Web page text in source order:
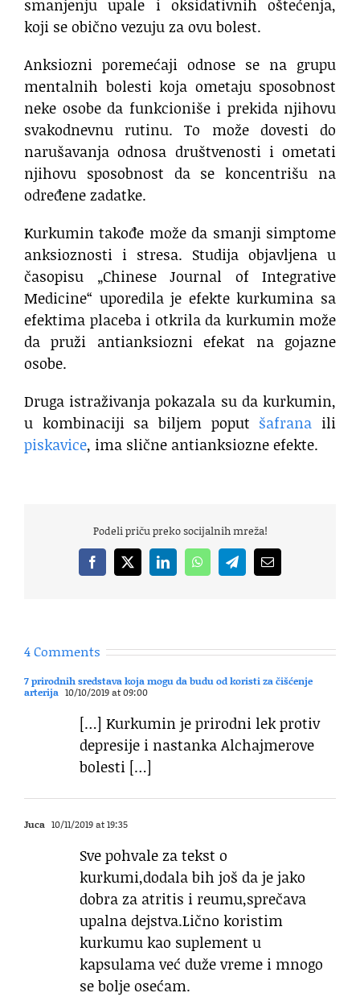
smanjenju upale i oksidativnih oštećenja,
koji se obično vezuju za ovu bolest.
Anksiozni poremećaji odnose se na grupu
mentalnih bolesti koja ometaju sposobnost
neke osobe da funkcioniše i prekida njihovu
svakodnevnu rutinu. To može dovesti do
narušavanja odnosa društvenosti i ometati
njihovu sposobnost da se koncentrišu na
određene zadatke.
Kurkumin takođe može da smanji simptome
anksioznosti i stresa. Studija objavljena u
časopisu „Chinese Journal of Integrative
Medicine“ uporedila je efekte kurkumina sa
efektima placeba i otkrila da kurkumin može
da pruži antianksiozni efekat na gojazne
osobe.
Druga istraživanja pokazala su da kurkumin,
u kombinaciji sa biljem poput šafrana ili
piskavice, ima slične antianksiozne efekte.
Podeli priču preko socijalnih mreža!
Facebook
X LinkedInWhatsAppTelegramEmail
4 Comments
7 prirodnih sredstava koja mogu da budu od koristi za čišćenje
arterija 10/10/2019 at 09:00
[…] Kurkumin je prirodni lek protiv
depresije i nastanka Alchajmerove
bolesti […]
Juca 10/11/2019 at 19:35
Sve pohvale za tekst o
kurkumi,dodala bih još da je jako
dobra za atritis i reumu,sprečava
upalna dejstva.Lično koristim
kurkumu kao suplement u
kapsulama već duže vreme i mnogo
se bolje osećam.